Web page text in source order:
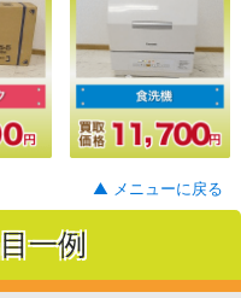
▲ メニューに戻る
一例